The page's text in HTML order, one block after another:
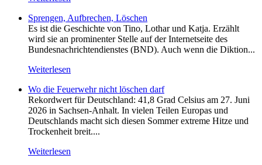
Sprengen, Aufbrechen, Löschen
Es ist die Geschichte von Tino, Lothar und Katja. Erzählt
wird sie an prominenter Stelle auf der Internetseite des
Bundesnachrichtendienstes (BND). Auch wenn die Diktion...
Weiterlesen
Wo die Feuerwehr nicht löschen darf
Rekordwert für Deutschland: 41,8 Grad Celsius am 27. Juni
2026 in Sachsen-Anhalt. In vielen Teilen Europas und
Deutschlands macht sich diesen Sommer extreme Hitze und
Trockenheit breit....
Weiterlesen